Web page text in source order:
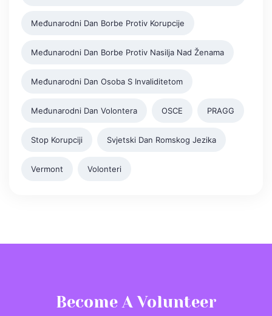
Međunarodni Dan Borbe Protiv Korupcije
Međunarodni Dan Borbe Protiv Nasilja Nad Ženama
Međunarodni Dan Osoba S Invaliditetom
Međunarodni Dan Volontera OSCE PRAGG
Stop Korupciji Svjetski Dan Romskog Jezika
Vermont Volonteri
Become A Volunteer